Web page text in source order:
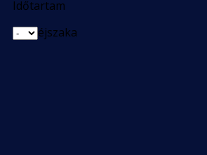
Időtartam
éjszaka